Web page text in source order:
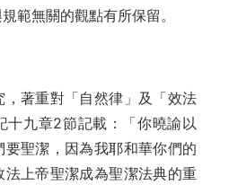
範無關的觀點有所保留。
著重對「自然律」及「效法
十九章2節記載：「你曉諭以
聖潔，因為我耶和華你們的
上帝聖潔成為聖潔法典的重